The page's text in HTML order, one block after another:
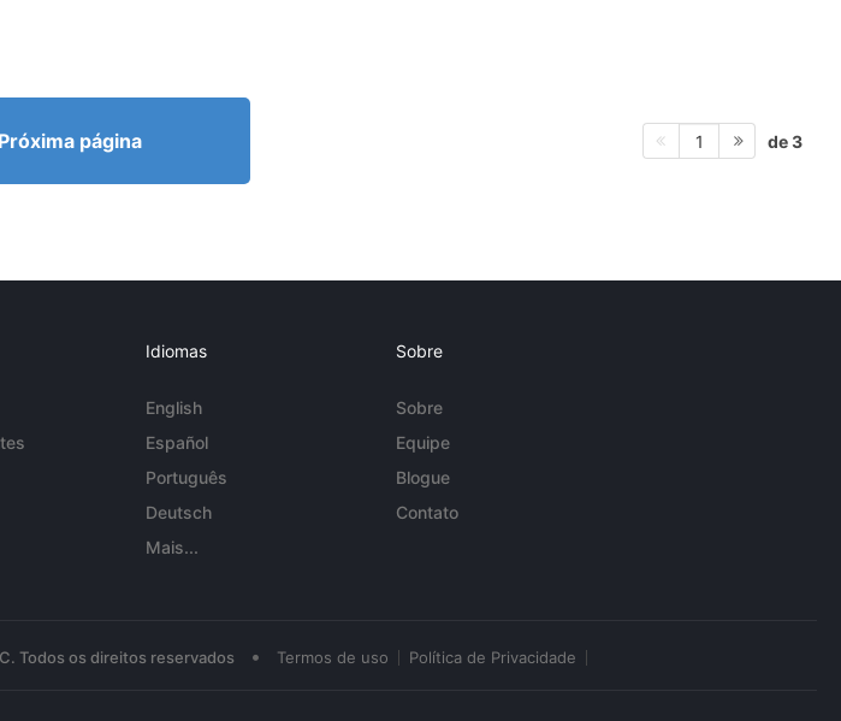
Próxima página 1 de 3
Idiomas
English
Español
Português
Deutsch
Mais...
Sobre
Sobre
Equipe
Blogue
Contato
Todos os direitos reservados • Termos de uso Política de Privacidade